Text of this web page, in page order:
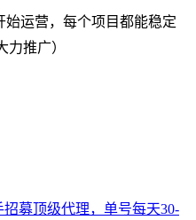
始运营，每个项目都能稳定
推广）